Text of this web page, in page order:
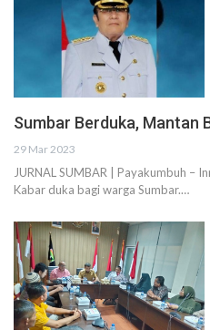
Sumbar Berduka, Mantan
29 Mar 2023
JURNAL SUMBAR | Payakumbuh –
Kabar duka bagi warga Sumbar.…